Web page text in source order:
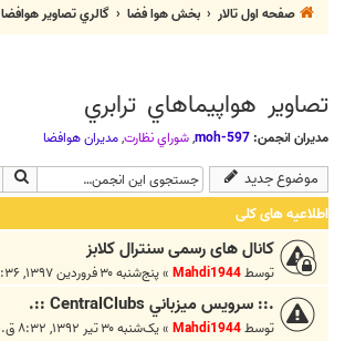
صفحه اول تالار
بخش هوا فضا گالري تصاوير هوافضا
تصاوير هواپيماهاي ترابري
مدیران انجمن: moh-597
,شوراي نظارت,مديران هوافضا
موضوع جدید
اطلاعیه های کلی
کانال های رسمی سنترال کلابز
توسطMahdi1944
»پنج‌شنبه ۳۰ فروردین ۱۳۹۷, ۱۱:۳۶ ب.ظ
.:: سرويس ميزباني CentralClubs ::.
توسطMahdi1944
»یک‌شنبه ۳۰ تیر ۱۳۹۲, ۸:۳۲ ق.ظ